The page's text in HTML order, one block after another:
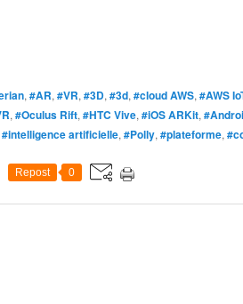
, #AR, #VR, #3D, #3d, #cloud AWS, #AWS
, #Oculus Rift, #HTC Vive, #iOS ARKit,
#intelligence artificielle, #Polly, #plateforme,
Repost 0